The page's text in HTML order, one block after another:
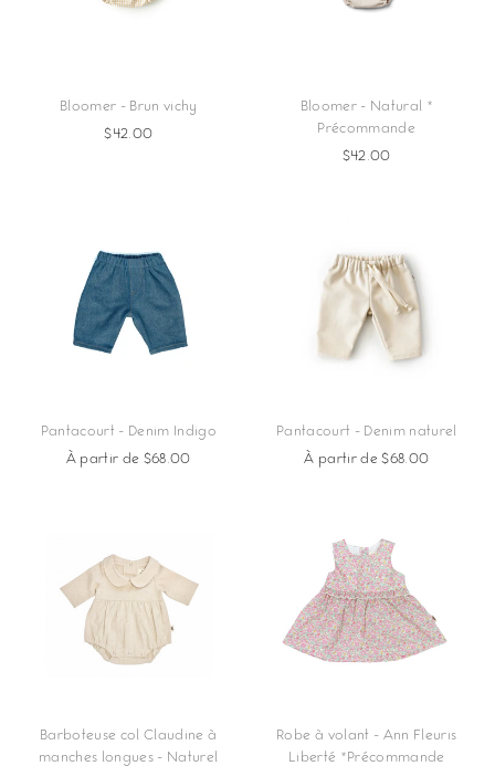
Bloomer - Brun vichy
$42.00
Bloomer - Natural *
Précommande
$42.00
Pantacourt - Denim Indigo
À partir de $68.00
Pantacourt - Denim naturel
À partir de $68.00
Barboteuse col Claudine à
manches longues - Naturel
Robe à volant - Ann Fleuris
Liberté *Précommande